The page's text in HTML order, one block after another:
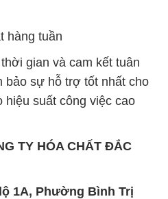
hàng tuần
gian và cam kết tuân
bảo sự hỗ trợ tốt nhất cho
hiệu suất công việc cao
TY HÓA CHẤT ĐẮC
1A, Phường Bình Trị